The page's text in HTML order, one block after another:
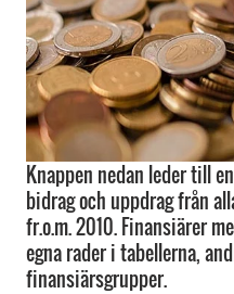
Knappen nedan leder till
bidrag och uppdrag från
fr.o.m. 2010. Finansiärer
egna rader i tabellerna,
finansiärsgrupper.